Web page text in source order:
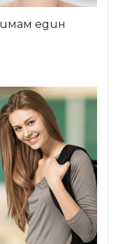
един